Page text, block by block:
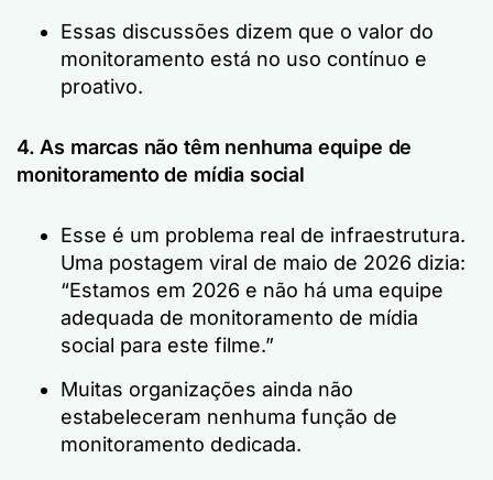
Essas discussões dizem que o valor do
monitoramento está no uso contínuo e
proativo.
4. As marcas não têm nenhuma equipe de
monitoramento de mídia social
Esse é um problema real de infraestrutura.
Uma postagem viral de maio de 2026 dizia:
“Estamos em 2026 e não há uma equipe
adequada de monitoramento de mídia
social para este filme.”
Muitas organizações ainda não
estabeleceram nenhuma função de
monitoramento dedicada.